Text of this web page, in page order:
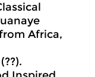
Africa,